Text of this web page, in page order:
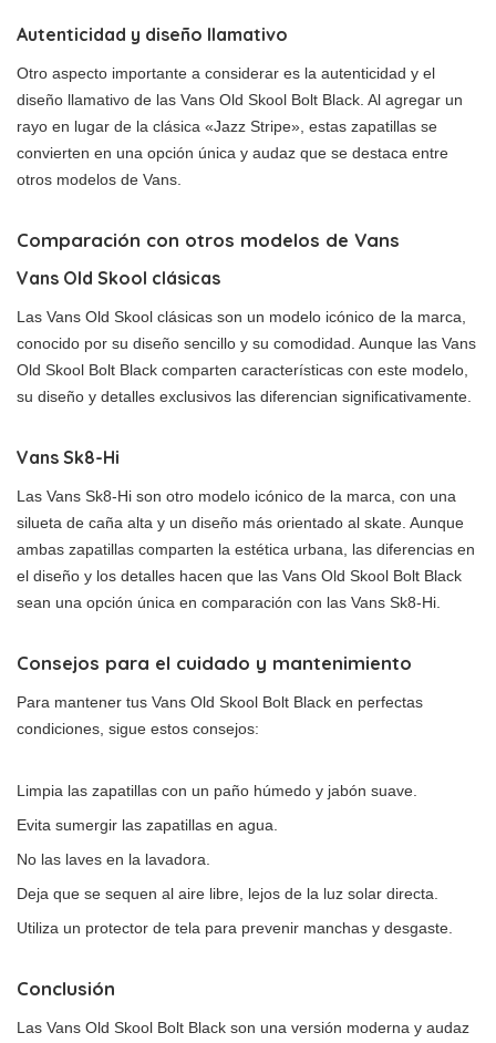
Autenticidad y diseño llamativo
Otro aspecto importante a considerar es la autenticidad y el
diseño llamativo de las Vans Old Skool Bolt Black. Al agregar un
rayo en lugar de la clásica «Jazz Stripe», estas zapatillas se
convierten en una opción única y audaz que se destaca entre
otros modelos de Vans.
Comparación con otros modelos de Vans
Vans Old Skool clásicas
Las Vans Old Skool clásicas son un modelo icónico de la marca,
conocido por su diseño sencillo y su comodidad. Aunque las Vans
Old Skool Bolt Black comparten características con este modelo,
su diseño y detalles exclusivos las diferencian significativamente.
Vans Sk8-Hi
Las Vans Sk8-Hi son otro modelo icónico de la marca, con una
silueta de caña alta y un diseño más orientado al skate. Aunque
ambas zapatillas comparten la estética urbana, las diferencias en
el diseño y los detalles hacen que las Vans Old Skool Bolt Black
sean una opción única en comparación con las Vans Sk8-Hi.
Consejos para el cuidado y mantenimiento
Para mantener tus Vans Old Skool Bolt Black en perfectas
condiciones, sigue estos consejos:
Limpia las zapatillas con un paño húmedo y jabón suave.
Evita sumergir las zapatillas en agua.
No las laves en la lavadora.
Deja que se sequen al aire libre, lejos de la luz solar directa.
Utiliza un protector de tela para prevenir manchas y desgaste.
Conclusión
Las Vans Old Skool Bolt Black son una versión moderna y audaz